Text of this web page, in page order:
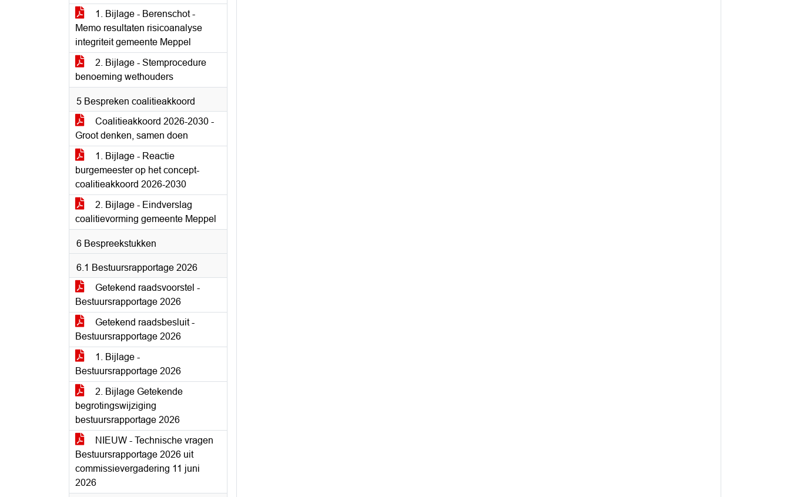
1. Bijlage - Berenschot -
Memo resultaten risicoanalyse
integriteit gemeente Meppel
2. Bijlage - Stemprocedure
benoeming wethouders
5 Bespreken coalitieakkoord
Coalitieakkoord 2026-2030 -
Groot denken, samen doen
1. Bijlage - Reactie
burgemeester op het concept-
coalitieakkoord 2026-2030
2. Bijlage - Eindverslag
coalitievorming gemeente Meppel
6 Bespreekstukken
6.1 Bestuursrapportage 2026
Getekend raadsvoorstel -
Bestuursrapportage 2026
Getekend raadsbesluit -
Bestuursrapportage 2026
1. Bijlage -
Bestuursrapportage 2026
2. Bijlage Getekende
begrotingswijziging
bestuursrapportage 2026
NIEUW - Technische vragen
Bestuursrapportage 2026 uit
commissievergadering 11 juni
2026